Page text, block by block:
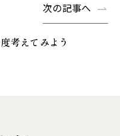
次の記事へ
考えてみよう